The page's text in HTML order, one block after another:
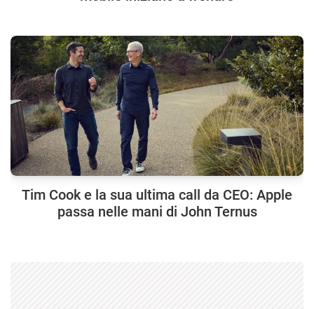
Tim Cook e la sua ultima call da CEO: Apple
passa nelle mani di John Ternus